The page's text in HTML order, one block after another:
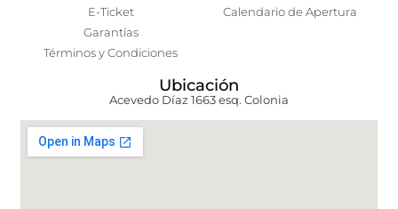
E-Ticket
Garantías
Términos y Condiciones
Calendario de Apertura
Ubicación
Acevedo Díaz 1663 esq. Colonia